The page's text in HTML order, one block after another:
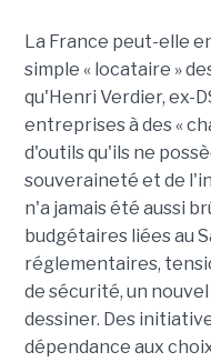
La France peut-elle
simple « locataire »
qu'Henri Verdier, ex-
entreprises à des «
d'outils qu'ils ne
souveraineté et de
n'a jamais été aussi
budgétaires liées au
réglementaires,
de sécurité, un
dessiner. Des
dépendance aux